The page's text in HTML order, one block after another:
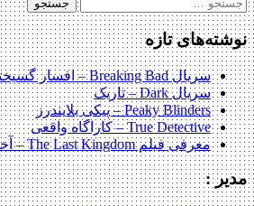
برای:
نوشته‌های تازه
سریال Breaking Bad – افسار گسیخته
سریال Dark – تاریک
Peaky Blinders – پیکی بلایندرز
True Detective – کاراگاه واقعی
معرفی فیلم The Last Kingdom – آخرین پادشاهی
مدیر :